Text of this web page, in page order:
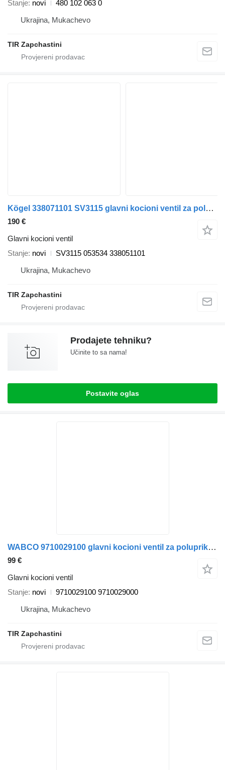
Stanje novi
480 102 063 0
Ukrajina, Mukachevo
TIR Zapchastini
Kögel 338071101 SV3115 glavni kocioni ventil za poluprikolica
190 €
Glavni kocioni ventil
Stanje novi
SV3115 053534 338051101
Ukrajina, Mukachevo
TIR Zapchastini
Prodajete tehniku?
Učinite to sa nama!
Postavite oglas
WABCO 9710029100 glavni kocioni ventil za poluprikolica
99 €
Glavni kocioni ventil
Stanje novi
9710029100 9710029000
Ukrajina, Mukachevo
TIR Zapchastini